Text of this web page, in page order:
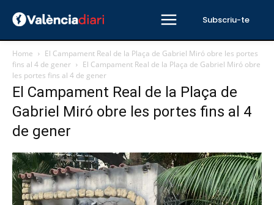
Subscriu-te
Home
El Campament Real de la Plaça de Gabriel Miró obre les portes
fins al 4 de gener
El Campament Real de la Plaça de Gabriel Miró obre
les portes fins al 4 de gener
El Campament Real de la Plaça de
Gabriel Miró obre les portes fins al 4
de gener